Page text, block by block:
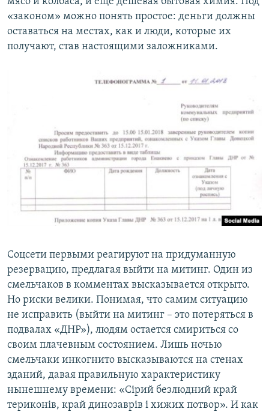
«законом» можно понять простое: деньги должны
оставаться на местах, как и люди, которые их
получают, став настоящими заложниками.
Соцсети первыми реагируют на придуманную
резервацию, предлагая выйти на митинг. Один из
смельчаков в комментах высказывается открыто.
Но риски велики. Понимая, что самим ситуацию
не исправить (выйти на митинг – это потеряться в
подвалах «ДНР»), людям остается смириться со
своим плачевным состоянием. Лишь ночью
смельчаки инкогнито высказываются на стенах
зданий, давая правильную характеристику
нынешнему времени: «Сірий безлюдний край
териконів, край динозаврів і хижих потвор». И как